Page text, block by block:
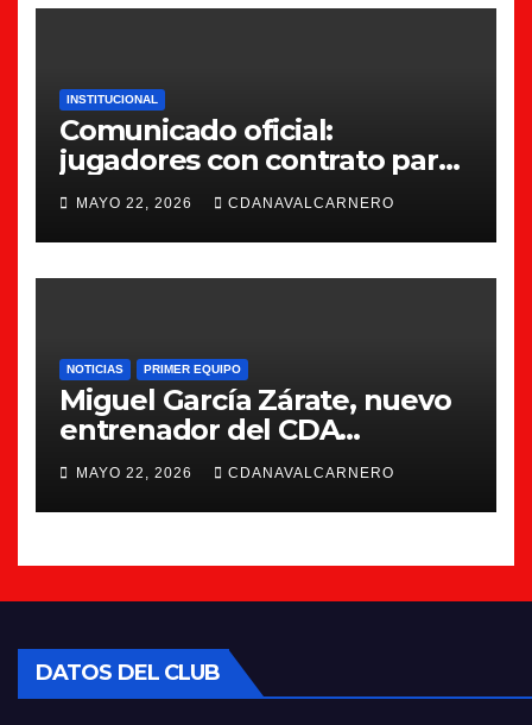
INSTITUCIONAL
Comunicado oficial:
jugadores con contrato para
la 26/27
MAYO 22, 2026 CDANAVALCARNERO
NOTICIAS PRIMER EQUIPO
Miguel García Zárate, nuevo
entrenador del CDA
Navalcarnero
MAYO 22, 2026 CDANAVALCARNERO
DATOS DEL CLUB